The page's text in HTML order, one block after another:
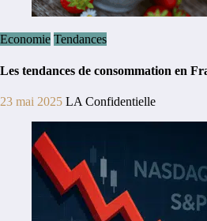
Economie Tendances
Les tendances de consommation en
23 mai 2025 LA Confidentielle